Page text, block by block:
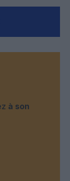
à son